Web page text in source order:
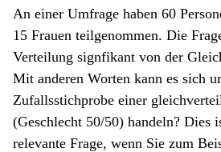
An einer Umfrage haben 60
15 Frauen teilgenommen. Die
Verteilung signfikant von der
Mit anderen Worten kann es sich
Zufallsstichprobe einer
(Geschlecht 50/50) handeln? Dies
relevante Frage, wenn Sie zum